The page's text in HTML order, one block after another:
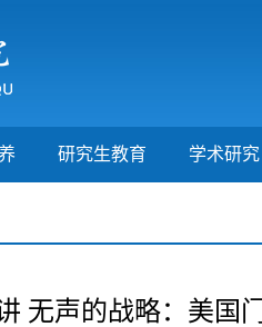
研究生教育 学术研究
无声的战略：美国